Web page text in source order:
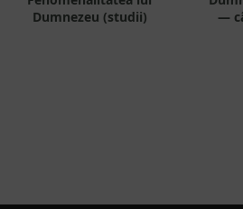
Dumnezeu (studii)
—